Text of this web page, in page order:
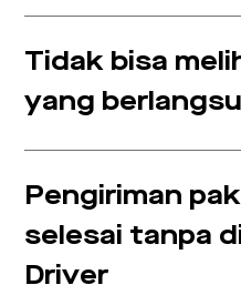
Tidak bisa
yang
Pengiriman
selesai tanpa
Driver